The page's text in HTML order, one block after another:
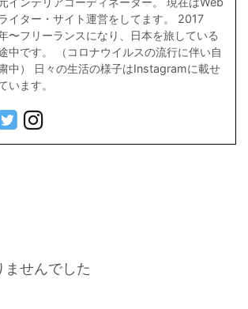
イター・サイト運営をしてます。 2017
〜フリーランスになり、日本を旅している
中です。 （コロナウイルスの流行に伴い自
中） 日々の生活の様子はInstagramに載せ
います。
ませんでした